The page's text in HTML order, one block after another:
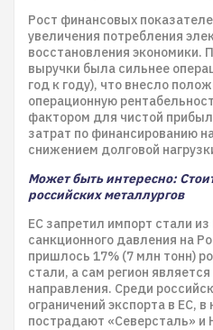
Рост финансовых
увеличения потребления
восстановления экономики.
выручки была сильнее
год к году), что внесло
операционную
фактором для чистой
затрат по финансированию
снижением долговой
Может быть интересно:
российских металлургов
ЕС запретил импорт стали
санкционного давления на
пришлось 17% (7 млн тонн)
стали, а сам регион
направления. Среди
ограничений экспорта в ЕС,
пострадают «Северсталь»